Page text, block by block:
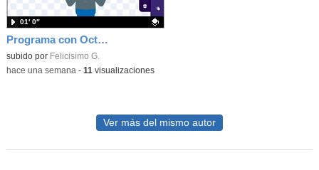
Programa con OctoStudio, un juego homenajeando al House of the dead con Zombies
Contenido educativo.
subido por Felicisimo G.
01′ 0″
-hace una semana - 11 visualizaciones
Ver más del mismo autor